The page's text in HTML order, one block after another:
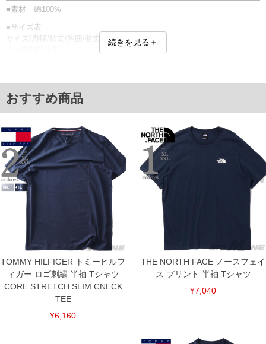
■素材 綿100%
■サイズ表
サイズ/肩幅/袖丈/胸囲/着丈
返品交換希望の方は、商品到着後1週間以内にご連絡ください。
※【ボトムの裾上げをご希望の場合】
裾上げ料金は500円+税となります。
備考欄に股下●cmとご記入下さい。（裾上げ無料対象商品は1本につき税込6,000円以
上の品が対象。1本5,999円以下の商品は有料（500円+税）となります。）
出荷まで約1週間～20日間程お時間を頂く場合がございます。
尚、裾上げした商品は返品・交換不可となりますので、予めご了承下さい。
一部、お直しに対応出来ない商品がございます。(例：裾にファスナーや調節ひもが付
いている、極端なデザインが施されている等)
※商品によって若干のサイズの誤差がございます。また、お客様がご使用の環境（コ
ンピュータ画面）によって、商品の色味が若干異なる場合がございます。予めご了承
ください。
※当店での掲載商品は、実店鋪と在庫を共用しておりますので店頭での売り違い、店
舗からのお取り寄せ等により、お客様にご迷惑をお掛けしてしまう場合がございま
す。そのようなことがない様最大限に努めておりますが、もしあった場合速やかにご
連絡させて頂きますので予めご了承ください。
ITEM INTRODUCTION
続きを見る＋
おすすめ商品
TOMMY HILFIGER トミーヒルフ
ィガー ロゴ刺繍 半袖 Tシャツ
CORE STRETCH SLIM CNECK
TEE
¥6,160
THE NORTH FACE ノースフェイ
ス プリント 半袖 Tシャツ
¥7,040